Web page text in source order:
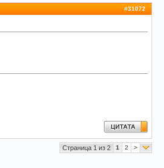
#31072
Страница 1 из 2 1 2 >